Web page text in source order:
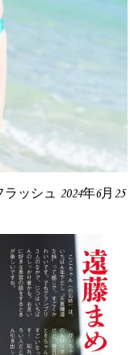
ラッシュ 2024年6月25